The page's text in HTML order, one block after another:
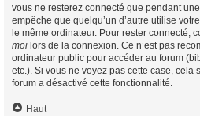
vous ne resterez connecté que pendant
empêche que quelqu’un d’autre utilise
le même ordinateur. Pour rester connecté,
moi lors de la connexion. Ce n’est pas
ordinateur public pour accéder au forum
etc.). Si vous ne voyez pas cette case, cela
forum a désactivé cette fonctionnalité.
Haut